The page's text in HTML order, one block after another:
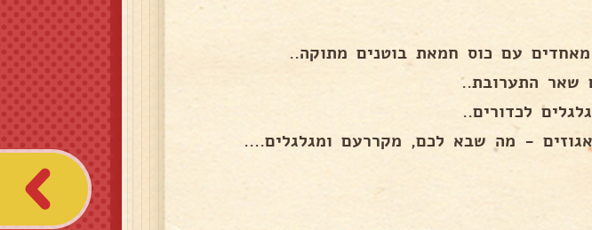
עם כוס חמאת בוטנים מתוקה..
שאר התערובת..
לכדורים..
- מה שבא לכם, מקררעם ומגלגלים....